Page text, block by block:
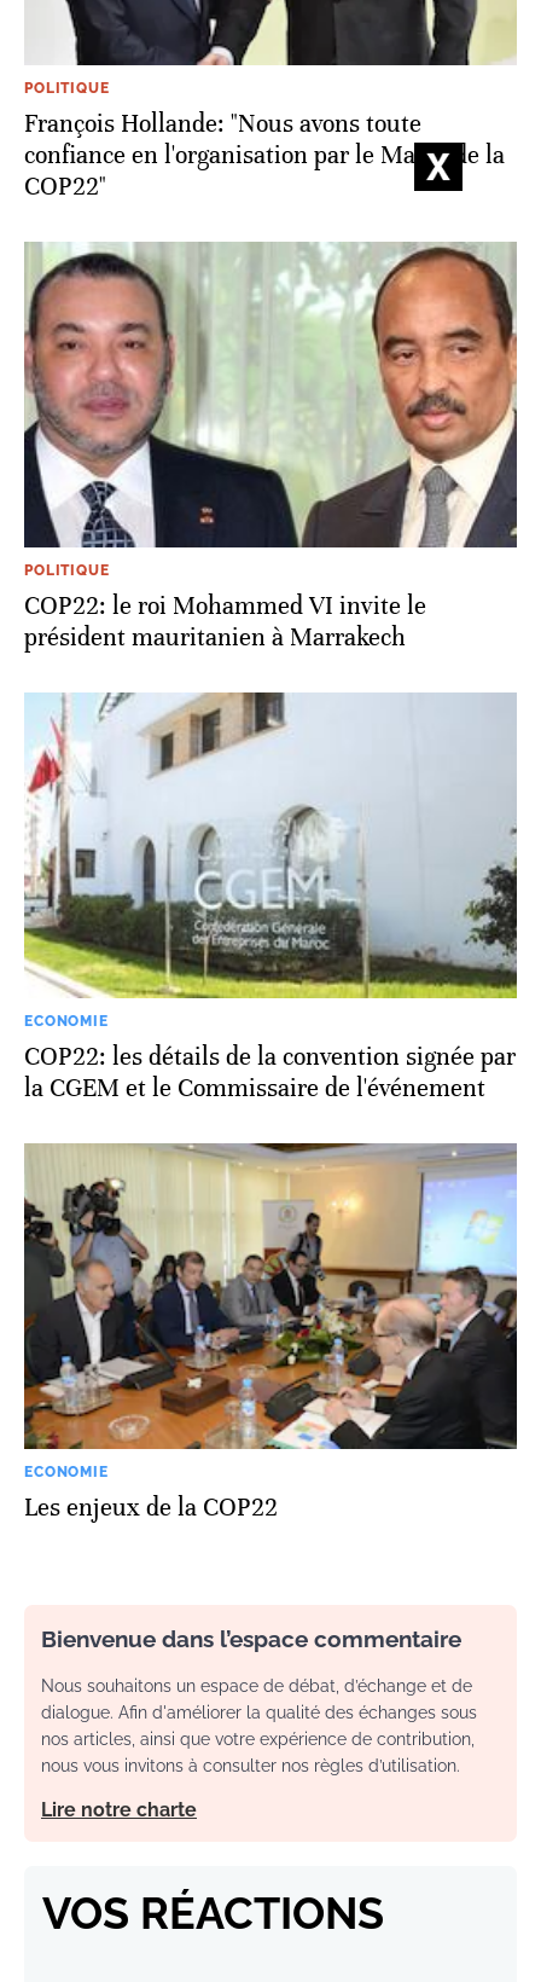
POLITIQUE
François Hollande: "Nous avons toute
confiance en l'organisation par le Maroc de la
COP22"
POLITIQUE
COP22: le roi Mohammed VI invite le
président mauritanien à Marrakech
ECONOMIE
COP22: les détails de la convention signée par
la CGEM et le Commissaire de l'événement
ECONOMIE
Les enjeux de la COP22
Bienvenue dans l’espace commentaire
Nous souhaitons un espace de débat, d’échange et de
dialogue. Afin d'améliorer la qualité des échanges sous
nos articles, ainsi que votre expérience de contribution,
nous vous invitons à consulter nos règles d’utilisation.
Lire notre charte
VOS RÉACTIONS